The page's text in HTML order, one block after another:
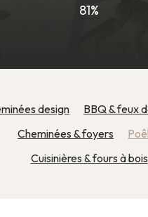
81%
design
BBQ & feux
Cheminées & foyers
Cuisinières & fours à bois